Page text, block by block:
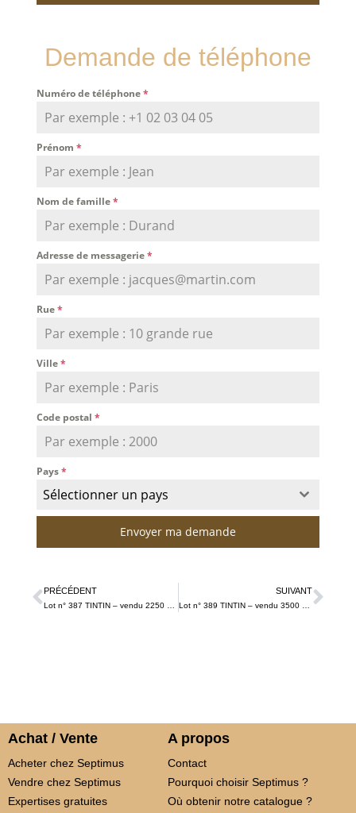
Demande de téléphone
Numéro de téléphone*
Prénom *
Nom de famille*
Adresse de messagerie*
Rue*
Ville*
Code postal *
Pays*
Sélectionner un pays
Envoyer ma demande
PRÉCÉDENT
Lot n° 387 TINTIN – vendu 2250 € TTC
SUIVANT
Lot n° 389 TINTIN – vendu 3500 € TTC
Achat / Vente
Acheter chez Septimus
Vendre chez Septimus
Expertises gratuites
A propos
Contact
Pourquoi choisir Septimus ?
Où obtenir notre catalogue ?